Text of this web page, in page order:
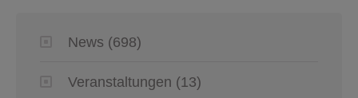
News (698)
Veranstaltungen (13)